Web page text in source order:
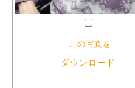
この写真を
ダウンロード